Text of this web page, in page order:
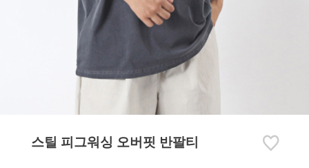
스틸 피그워싱 오버핏 반팔티